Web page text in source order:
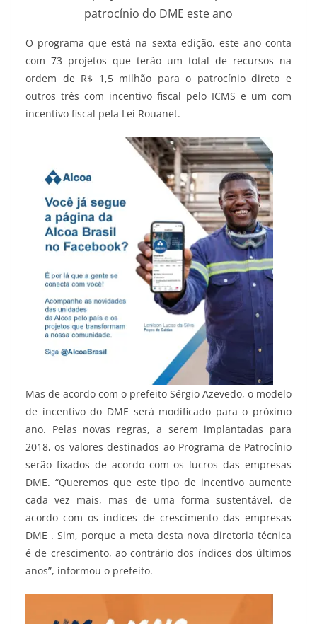
patrocínio do DME este ano
O programa que está na sexta edição, este ano conta
com 73 projetos que terão um total de recursos na
ordem de R$ 1,5 milhão para o patrocínio direto e
outros três com incentivo fiscal pelo ICMS e um com
incentivo fiscal pela Lei Rouanet.
Mas de acordo com o prefeito Sérgio Azevedo, o modelo
de incentivo do DME será modificado para o próximo
ano. Pelas novas regras, a serem implantadas para
2018, os valores destinados ao Programa de Patrocínio
serão fixados de acordo com os lucros das empresas
DME. “Queremos que este tipo de incentivo aumente
cada vez mais, mas de uma forma sustentável, de
acordo com os índices de crescimento das empresas
DME . Sim, porque a meta desta nova diretoria técnica
é de crescimento, ao contrário dos índices dos últimos
anos”, informou o prefeito.